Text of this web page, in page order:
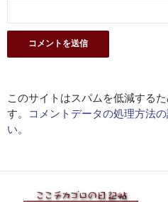
このサイトはスパムを低減する
す。
コメントデータの処理方法
い。